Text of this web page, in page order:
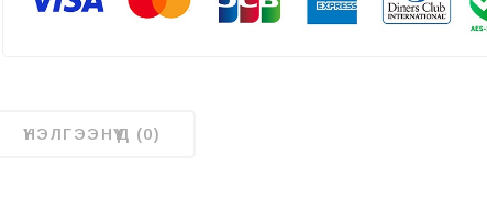
ҮНЭЛГЭЭНҮҮД (0)